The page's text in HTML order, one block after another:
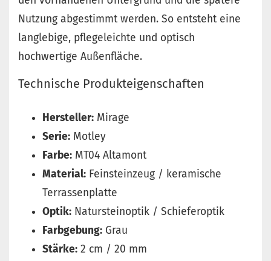
Nutzung abgestimmt werden. So entsteht eine
langlebige, pflegeleichte und optisch
hochwertige Außenfläche.
Technische Produkteigenschaften
Hersteller: Mirage
Serie: Motley
Farbe: MT04 Altamont
Material: Feinsteinzeug / keramische
Terrassenplatte
Optik: Natursteinoptik / Schieferoptik
Farbgebung: Grau
Stärke: 2 cm / 20 mm